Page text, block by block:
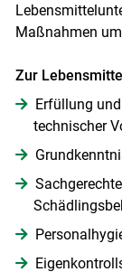
Maßnahmen
Zur
Erfüllung
technischer